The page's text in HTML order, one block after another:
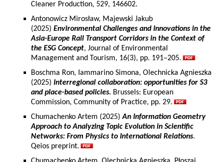
Cleaner Production, 529, 146602.
Antonowicz Mirosław, Majewski Jakub
(2025) Environmental Challenges and Innovations in the
Asia-Europe Rail Transport Corridors in the Context of
the ESG Concept, Journal of Environmental
Management and Tourism, 16(3), pp. 191–205.
Boschma Ron, Iammarino Simona, Olechnicka Agnieszka
(2025) Interregional collaboration: opportunities for S3
and place-based policies. Brussels: European
Commission, Community of Practice, pp. 29.
Chumachenko Artem (2025)An Information Geometry
Approach to Analyzing Topic Evolution in Scientific
Networks: From Physics to International Relations.
Qeios preprint.